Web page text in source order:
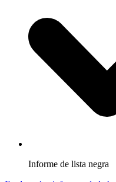
Informe de lista negra